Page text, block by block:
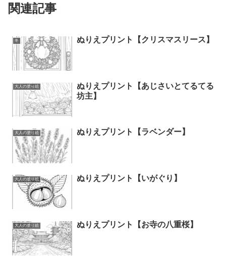
関連記事
冬 ぬりえプリント【クリスマスリース】
大人の塗り絵
ぬりえプリント【あじさいとてるてる
坊主】
大人の塗り絵 ぬりえプリント【ラベンダー】
大人の塗り絵 ぬりえプリント【いがぐり】
大人の塗り絵 ぬりえプリント【お寺の八重桜】